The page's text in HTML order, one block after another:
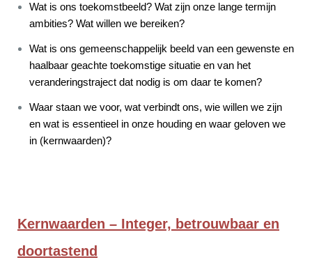
Wat is ons toekomstbeeld? Wat zijn onze lange termijn
ambities? Wat willen we bereiken?
Wat is ons gemeenschappelijk beeld van een gewenste en
haalbaar geachte toekomstige situatie en van het
veranderingstraject dat nodig is om daar te komen?
Waar staan we voor, wat verbindt ons, wie willen we zijn
en wat is essentieel in onze houding en waar geloven we
in (kernwaarden)?
Kernwaarden – Integer, betrouwbaar en
doortastend